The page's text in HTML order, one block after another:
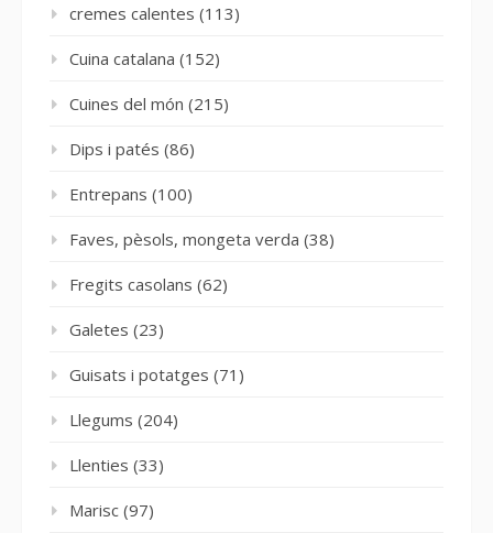
cremes calentes (113)
Cuina catalana (152)
Cuines del món (215)
Dips i patés (86)
Entrepans (100)
Faves, pèsols, mongeta verda (38)
Fregits casolans (62)
Galetes (23)
Guisats i potatges (71)
Llegums (204)
Llenties (33)
Marisc (97)